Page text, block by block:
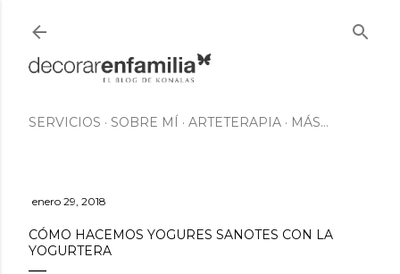
SERVICIOS SOBRE MÍ ARTETERAPIA MÁS…
enero 29, 2018
CÓMO HACEMOS YOGURES SANOTES CON LA
YOGURTERA